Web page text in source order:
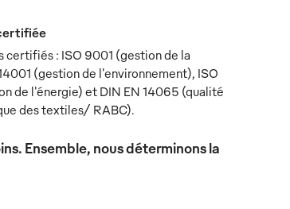
certifiés : ISO 9001 (gestion de la
(gestion de l'environnement), ISO
de l'énergie) et DIN EN 14065 (qualité
des textiles/ RABC).
Ensemble, nous déterminons la